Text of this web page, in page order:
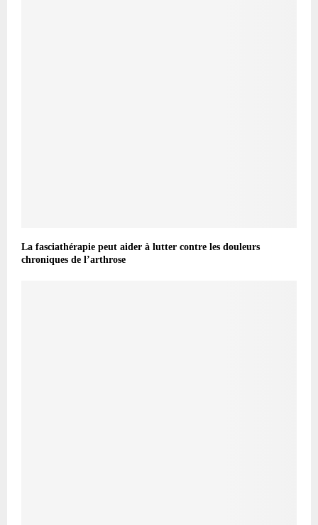
La fasciathérapie peut aider à lutter contre les douleurs
chroniques de l’arthrose